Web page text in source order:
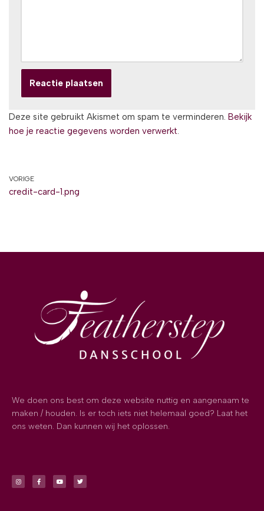
Deze site gebruikt Akismet om spam te verminderen. Bekijk
hoe je reactie gegevens worden verwerkt.
VORIGE
credit-card-1.png
We doen ons best om deze website nuttig en aangenaam te
maken / houden. Is er toch iets niet helemaal goed? Laat het
ons weten. Dan kunnen wij het oplossen.